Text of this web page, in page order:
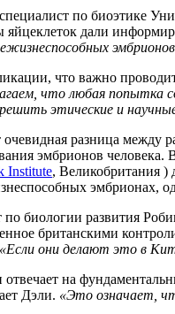
по биоэтике
дали
что важно
что любая попытка
этические и
разница между
эмбрионов
Institute, Великобритания )
эмбрионах,
по биологии развития
британскими
«Если они делают это в
на
Дэли. «Это означает,